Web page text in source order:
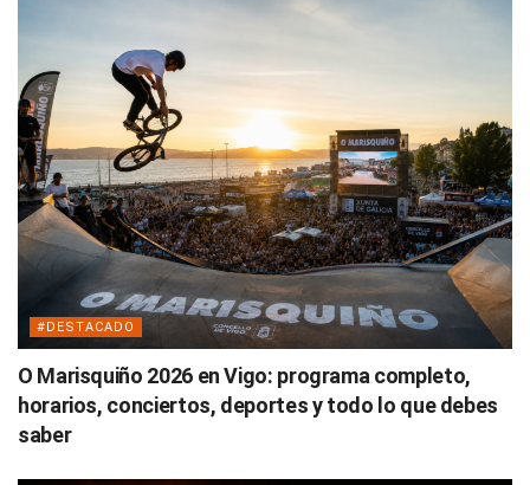
#DESTACADO
O Marisquiño 2026 en Vigo: programa completo,
horarios, conciertos, deportes y todo lo que debes
saber